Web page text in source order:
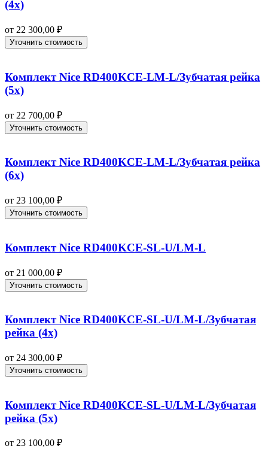
(4x)
от 22 300,00 ₽
Уточнить стоимость
Комплект Nice RD400KCE-LM-L/Зубчатая рейка
(5x)
от 22 700,00 ₽
Уточнить стоимость
Комплект Nice RD400KCE-LM-L/Зубчатая рейка
(6x)
от 23 100,00 ₽
Уточнить стоимость
Комплект Nice RD400KCE-SL-U/LM-L
от 21 000,00 ₽
Уточнить стоимость
Комплект Nice RD400KCE-SL-U/LM-L/Зубчатая
рейка (4x)
от 24 300,00 ₽
Уточнить стоимость
Комплект Nice RD400KCE-SL-U/LM-L/Зубчатая
рейка (5x)
от 23 100,00 ₽